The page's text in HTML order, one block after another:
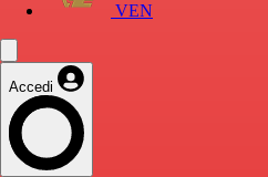
VEN
Accedi